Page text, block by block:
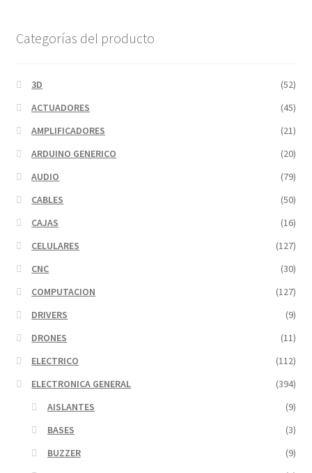
Categorías del producto
3D
(52)
ACTUADORES
(45)
AMPLIFICADORES
(21)
ARDUINO GENERICO
(20)
AUDIO
(79)
CABLES
(50)
CAJAS
(16)
CELULARES
(127)
CNC
(30)
COMPUTACION
(127)
DRIVERS
(9)
DRONES
(11)
ELECTRICO
(112)
ELECTRONICA GENERAL
(394)
AISLANTES
(9)
BASES
(3)
BUZZER
(9)